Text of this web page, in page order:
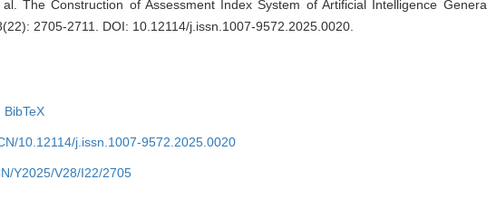
The Construction of Assessment Index System of Artificial Intelligence
2705-2711. DOI: 10.12114/j.issn.1007-9572.2025.0020
BibTeX
10.12114/j.issn.1007-9572.2025.0020
Y2025/V28/I22/2705